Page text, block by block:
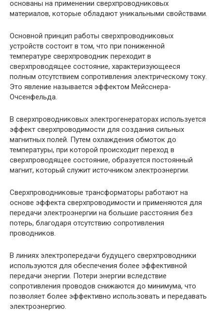
основаны на применении сверхпроводниковых
материалов, которые обладают уникальными свойствами.
Основной принцип работы сверхпроводниковых
устройств состоит в том, что при пониженной
температуре сверхпроводник переходит в
сверхпроводящее состояние, характеризующееся
полным отсутствием сопротивления электрическому току.
Это явление называется эффектом Мейсснера-
Очсенфельда.
В сверхпроводниковых электрогенераторах используется
эффект сверхпроводимости для создания сильных
магнитных полей. Путем охлаждения обмоток до
температуры, при которой происходит переход в
сверхпроводящее состояние, образуется постоянный
магнит, который служит источником электроэнергии.
Сверхпроводниковые трансформаторы работают на
основе эффекта сверхпроводимости и применяются для
передачи электроэнергии на большие расстояния без
потерь, благодаря отсутствию сопротивления
проводников.
В линиях электропередачи будущего сверхпроводники
используются для обеспечения более эффективной
передачи энергии. Потери энергии вследствие
сопротивления проводов снижаются до минимума, что
позволяет более эффективно использовать и передавать
электроэнергию.